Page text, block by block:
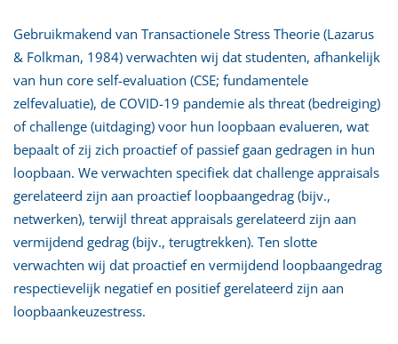
Gebruikmakend van Transactionele Stress Theorie (Lazarus
& Folkman, 1984) verwachten wij dat studenten, afhankelijk
van hun core self-evaluation (CSE; fundamentele
zelfevaluatie), de COVID-19 pandemie als threat (bedreiging)
of challenge (uitdaging) voor hun loopbaan evalueren, wat
bepaalt of zij zich proactief of passief gaan gedragen in hun
loopbaan. We verwachten specifiek dat challenge appraisals
gerelateerd zijn aan proactief loopbaangedrag (bijv.,
netwerken), terwijl threat appraisals gerelateerd zijn aan
vermijdend gedrag (bijv., terugtrekken). Ten slotte
verwachten wij dat proactief en vermijdend loopbaangedrag
respectievelijk negatief en positief gerelateerd zijn aan
loopbaankeuzestress.